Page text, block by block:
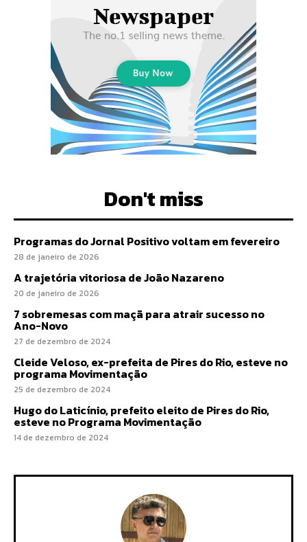
Don't miss
Programas do Jornal Positivo voltam em fevereiro
28 de janeiro de 2026
A trajetória vitoriosa de João Nazareno
20 de janeiro de 2026
7 sobremesas com maçã para atrair sucesso no
Ano-Novo
27 de dezembro de 2024
Cleide Veloso, ex-prefeita de Pires do Rio, esteve no
programa Movimentação
25 de dezembro de 2024
Hugo do Laticínio, prefeito eleito de Pires do Rio,
esteve no Programa Movimentação
14 de dezembro de 2024